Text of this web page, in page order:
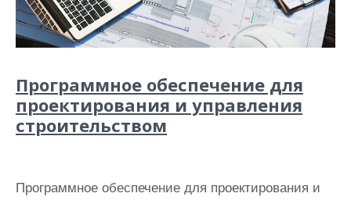
Программное обеспечение для
проектирования и управления
строительством
Программное обеспечение для проектирования и